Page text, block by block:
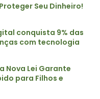
Seu Dinheiro!
conquista 9% das
com tecnologia
Nova Lei Garante
para Filhos e